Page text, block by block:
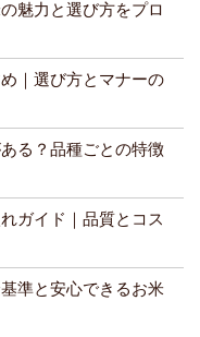
魅力と選び方をプロ
｜選び方とマナーの
る？品種ごとの特徴
ガイド｜品質とコス
準と安心できるお米